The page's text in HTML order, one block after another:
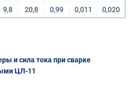
9,8 20,8 0,99 0,011 0,020
и сила тока при сварке
ЦЛ-11